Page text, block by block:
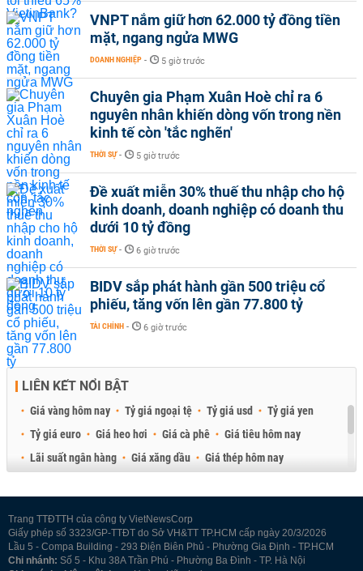
VNPT nắm giữ hơn 62.000 tỷ đồng tiền
mặt, ngang ngửa MWG
DOANH NGHIỆP - 5 giờ trước
Chuyên gia Phạm Xuân Hoè chỉ ra 6
nguyên nhân khiến dòng vốn trong nền
kinh tế còn 'tắc nghẽn'
THỜI SỰ - 5 giờ trước
Đề xuất miễn 30% thuế thu nhập cho hộ
kinh doanh, doanh nghiệp có doanh thu
dưới 10 tỷ đồng
THỜI SỰ - 6 giờ trước
BIDV sắp phát hành gần 500 triệu cổ
phiếu, tăng vốn lên gần 77.800 tỷ
TÀI CHÍNH - 6 giờ trước
LIÊN KẾT NỔI BẬT
Giá vàng hôm nay Tỷ giá ngoại tệ Tỷ giá usd
Tỷ giá yen
Tỷ giá euro
Giá heo hơi Giá cà phê
Giá tiêu hôm nay
Lãi suất ngân hàng
Giá xăng dầu
Giá thép hôm nay
Trang TTĐTTH của công ty VietNewsCorp
Giấy phép số 3323/GP-TTĐT do Sở VH&TT TP.HCM cấp ngày 20/3/2026
Lầu 5 - Compa Building - 293 Điện Biên Phủ - Phường Gia Định - TP.HCM
Chi nhánh: Số 5 - Khu 38A Trần Phú - Phường Ba Đình - TP. Hà Nội